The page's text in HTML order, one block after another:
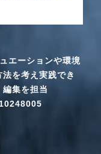
エーションや環境
を考え実践でき
集を担当